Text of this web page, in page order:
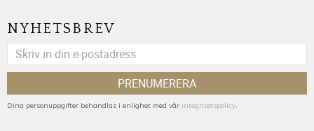
NYHETSBREV
PRENUMERERA
Dina personuppgifter behandlas i enlighet med vår integritetspolicy.